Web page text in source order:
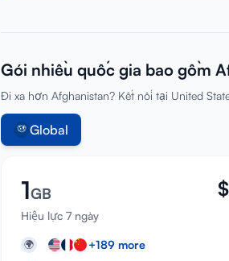
Gói nhiều quốc gia bao gồm
Đi xa hơn Afghanistan? Kết nối tại United
Global
1GB
Hiệu lực 7 ngày
$
🌍 +189 more